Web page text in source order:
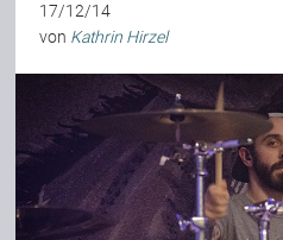
Fotoreportagen
Interviews
Weitere Berichte
17/12/14
von Kathrin Hirzel